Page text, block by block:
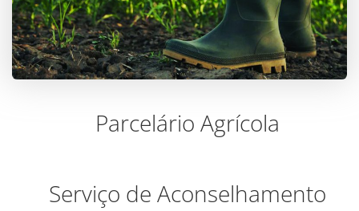
Parcelário Agrícola
Serviço de Aconselhamento